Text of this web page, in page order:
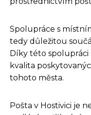
Spolupráce s
tedy důležitou
Díky této spolupráci
kvalita
tohoto města.
Pošta v Hostivici je